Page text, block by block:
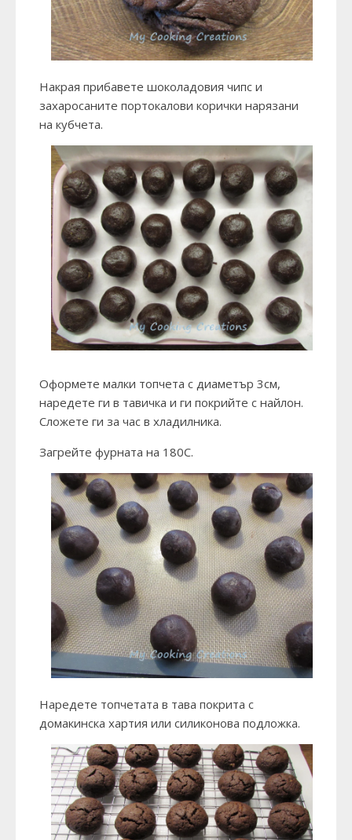
Накрая прибавете шоколадовия чипс и
захаросаните портокалови корички нарязани
на кубчета.
Оформете малки топчета с диаметър 3см,
наредете ги в тавичка и ги покрийте с найлон.
Сложете ги за час в хладилника.
Загрейте фурната на 180С.
Наредете топчетата в тава покрита с
домакинска хартия или силиконова подложка.